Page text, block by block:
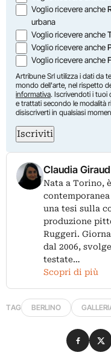
Voglio ricevere anche
urbana
Voglio ricevere anche
Voglio ricevere anche
Voglio ricevere anche
Artribune Srl utilizza i dati da
mondo dell'arte, nel rispetto
informativa. Iscrivendoti i tuoi
e trattati secondo le modalità
disiscriverti in qualsiasi
Iscriviti
Claudia Giraud
Nata a Torino,
una tesi sulla
produzione
Ruggeri.
dal 2006,
testate…
Scopri di più
TAG BERLINO